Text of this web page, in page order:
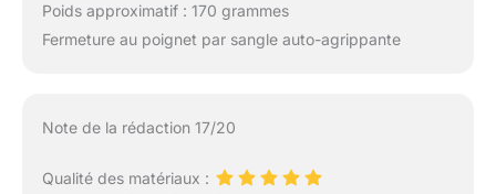
Poids approximatif : 170 grammes
Fermeture au poignet par sangle auto-agrippante
Note de la rédaction 17/20
Qualité des matériaux :